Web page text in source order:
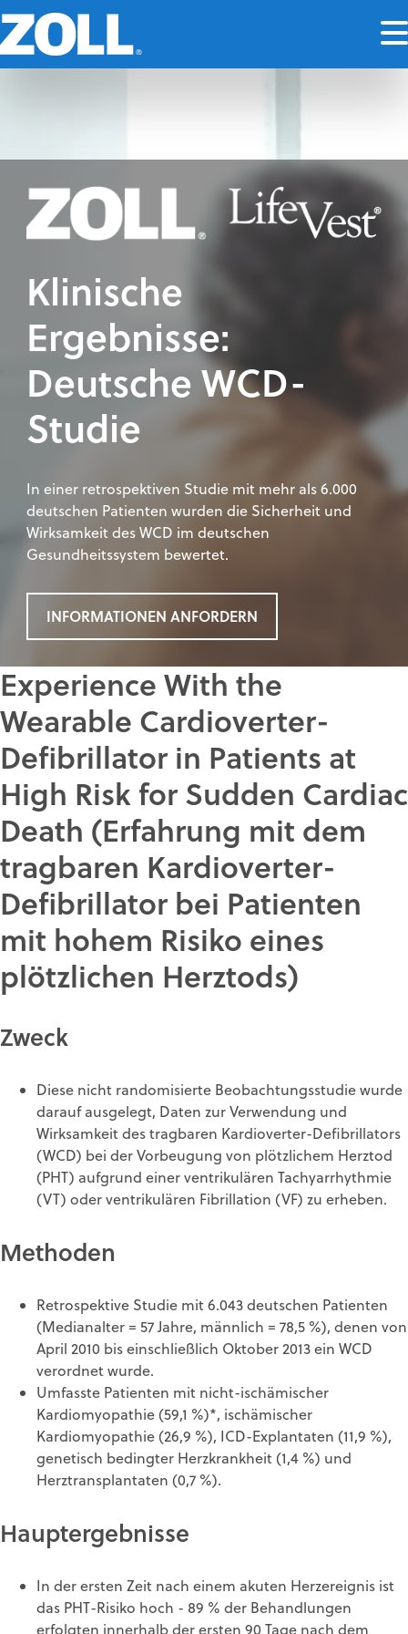
Klinische
Ergebnisse:
Deutsche WCD-
Studie
In einer retrospektiven Studie mit mehr als 6.000
deutschen Patienten wurden die Sicherheit und
Wirksamkeit des WCD im deutschen
Gesundheitssystem bewertet.
INFORMATIONEN ANFORDERN
Experience With the
Wearable Cardioverter-
Defibrillator in Patients at
High Risk for Sudden Cardiac
Death (Erfahrung mit dem
tragbaren Kardioverter-
Defibrillator bei Patienten
mit hohem Risiko eines
plötzlichen Herztods)
Zweck
Diese nicht randomisierte Beobachtungsstudie wurde
darauf ausgelegt, Daten zur Verwendung und
Wirksamkeit des tragbaren Kardioverter-Defibrillators
(WCD) bei der Vorbeugung von plötzlichem Herztod
(PHT) aufgrund einer ventrikulären Tachyarrhythmie
(VT) oder ventrikulären Fibrillation (VF) zu erheben.
Methoden
Retrospektive Studie mit 6.043 deutschen Patienten
(Medianalter = 57 Jahre, männlich = 78,5 %), denen von
April 2010 bis einschließlich Oktober 2013 ein WCD
verordnet wurde.
Umfasste Patienten mit nicht-ischämischer
Kardiomyopathie (59,1 %)*, ischämischer
Kardiomyopathie (26,9 %), ICD-Explantaten (11,9 %),
genetisch bedingter Herzkrankheit (1,4 %) und
Herztransplantaten (0,7 %).
Hauptergebnisse
In der ersten Zeit nach einem akuten Herzereignis ist
das PHT-Risiko hoch - 89 % der Behandlungen
erfolgten innerhalb der ersten 90 Tage nach dem